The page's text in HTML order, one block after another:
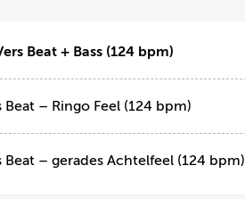
Beat + Bass (124 bpm)
Beat – Ringo Feel (124 bpm)
Beat – gerades Achtelfeel (124 bpm)